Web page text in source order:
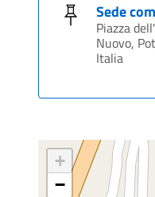
Sede
Piazza
Nuovo,
Italia
+
−